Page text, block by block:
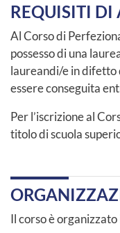
REQUISITI DI
Al Corso di
possesso di una
laureandi/e in difetto
essere conseguita
Per l’iscrizione al
titolo di scuola
Il corso è